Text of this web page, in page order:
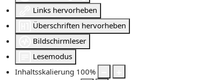
Links hervorheben
Überschriften hervorheben
Bildschirmleser
Lesemodus
Inhaltsskalierung 100%